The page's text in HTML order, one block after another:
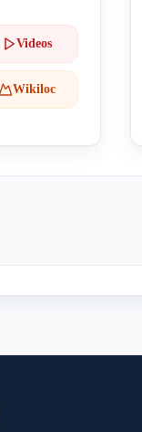
Videos
Wikiloc